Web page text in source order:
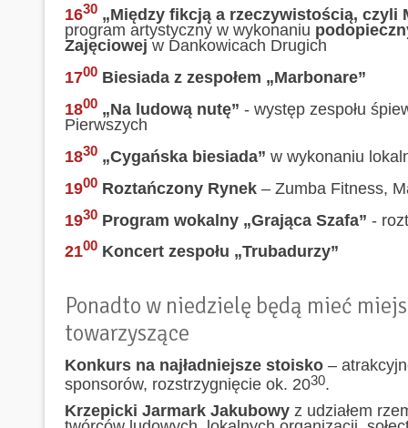
1630 „Między fikcją a rzeczywistością, czyli
program artystyczny w wykonaniu
Zajęciowejw Dankowicach Drugich
1700 Biesiada z zespołem „Marbonare”
1800 „Na ludową nutę” - występ zespołu
Pierwszych
1830 „Cygańska biesiada” w wykonaniu
1900 Roztańczony Rynek – Zumba Fitness,
1930 Program wokalny „Grająca Szafa” -
2100 Koncert zespołu „Trubadurzy”
Ponadto w niedzielę będą mieć
towarzyszące
Konkurs na najładniejsze stoisko –
sponsorów, rozstrzygnięcie ok. 2030.
Krzepicki Jarmark Jakubowy z udziałem